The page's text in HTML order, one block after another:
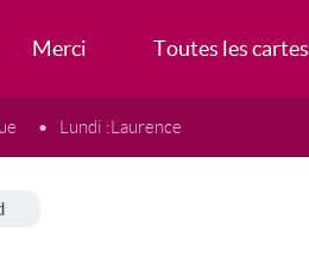
Merci Toutes les cartes
Lundi :Laurence